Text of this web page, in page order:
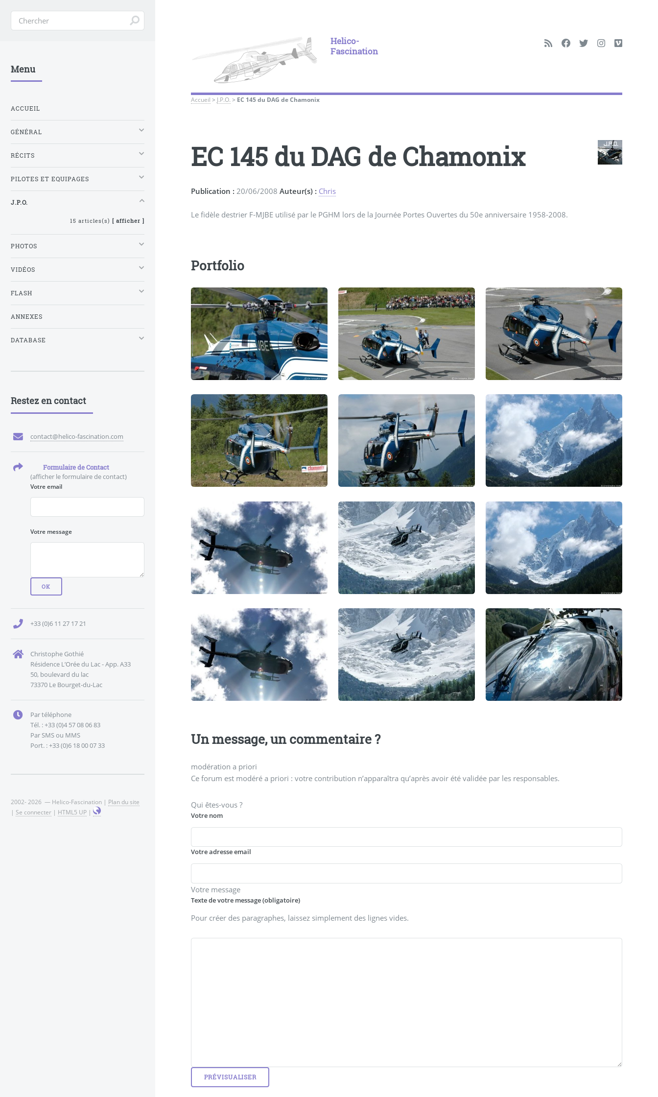
Helico-
Fascination
Accueil > J.P.O. > EC 145 du DAG de Chamonix
EC 145 du DAG de Chamonix
Publication : 20/06/2008Auteur(s) : Chris
Le fidèle destrier F-MJBE utilisé par le PGHM lors de la Journée Portes Ouvertes du 50e anniversaire 1958-2008.
Portfolio
Un message, un commentaire ?
modération a priori
Ce forum est modéré a priori : votre contribution n’apparaîtra qu’après avoir été validée par les responsables.
Qui êtes-vous ?
Votre nom
Votre adresse email
Votre message
Texte de votre message (obligatoire)
Pour créer des paragraphes, laissez simplement des lignes vides.
Menu
ACCUEIL
GÉNÉRAL
RÉCITS
PILOTES ET EQUIPAGES
J.P.O.
15 articles(s) [ afficher ]
PHOTOS
VIDÉOS
FLASH
ANNEXES
DATABASE
Restez en contact
contact@helico-fascination.com
Formulaire de Contact
(afficher le formulaire de contact)
Votre email
Votre message
+33 (0)6 11 27 17 21
Christophe Gothié
Résidence L’Orée du Lac - App. A33
50, boulevard du lac
73370 Le Bourget-du-Lac
Par téléphone
Tél. : +33 (0)4 57 08 06 83
Par SMS ou MMS
Port. : +33 (0)6 18 00 07 33
2002- 2026 — Helico-Fascination | Plan du site
| Se connecter | HTML5 UP |